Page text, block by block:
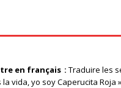
en français
Traduire les
la vida, yo soy Caperucita Roja